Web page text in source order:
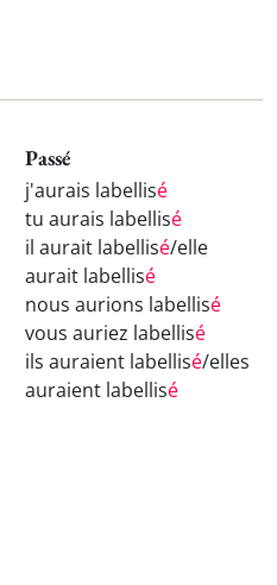
Passé
j'aurais labellisé
tu aurais labellisé
il aurait labellisé/elle
aurait labellisé
nous aurions labellisé
vous auriez labellisé
ils auraient labellisé/elles
auraient labellisé